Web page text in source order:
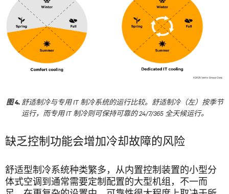
图 4.舒适制冷与专用 IT 制冷系统的运行比较。舒适制冷（左）按季节
运行，而专用 IT 制冷则可保持可靠的 24/7/365 全天候运行。
缺乏控制功能会增加冷却故障的风险
舒适型制冷系统种类繁多，从内置控制装置的小型分
体式空调到通常需要定制配置的大型机组，不一而